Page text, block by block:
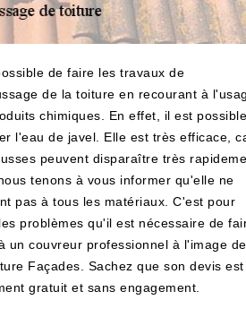
de faire les travaux de
de la toiture en recourant à
chimiques. En effet, il est possible
l'eau de javel. Elle est très efficace,
peuvent disparaître très
tenons à vous informer qu'elle ne
pas à tous les matériaux. C'est pour
problèmes qu'il est nécessaire de
un couvreur professionnel à l'image de
Façades. Sachez que son devis est
gratuit et sans engagement.